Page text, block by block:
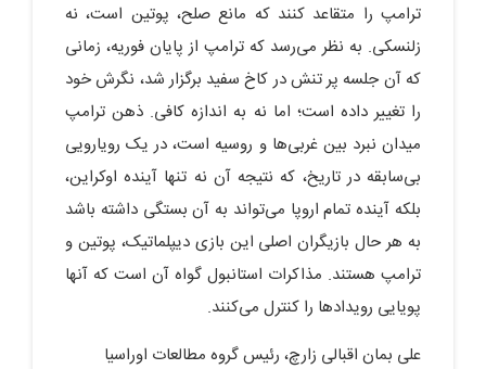
ترامپ را متقاعد کنند که مانع صلح، پوتین است، نه
زلنسکی. به نظر می‌رسد که ترامپ از پایان فوریه، زمانی
که آن جلسه پر تنش در کاخ سفید برگزار شد، نگرش خود
را تغییر داده است؛ اما نه به اندازه کافی. ذهن ترامپ
میدان نبرد بین غربی‌ها و روسیه است، در یک رویارویی‌
بی‌سابقه در تاریخ، که نتیجه آن نه تنها آینده اوکراین،
بلکه آینده تمام اروپا می‌تواند به آن بستگی داشته باشد
به هر حال بازیگران اصلی این بازی دیپلماتیک، پوتین و
ترامپ هستند. مذاکرات استانبول گواه آن است که آنها
پویایی رویدادها را کنترل می‌کنند.
علی بمان اقبالی زارچ، رئیس گروه مطالعات اوراسیا